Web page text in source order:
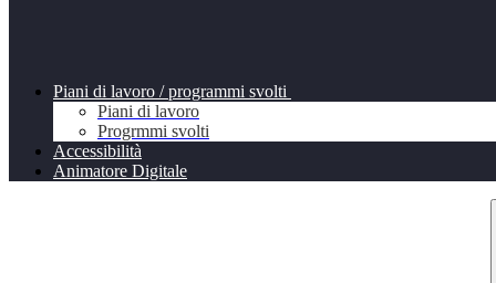
Piani di lavoro / programmi svolti
Piani di lavoro
Progrmmi svolti
Accessibilità
Animatore Digitale